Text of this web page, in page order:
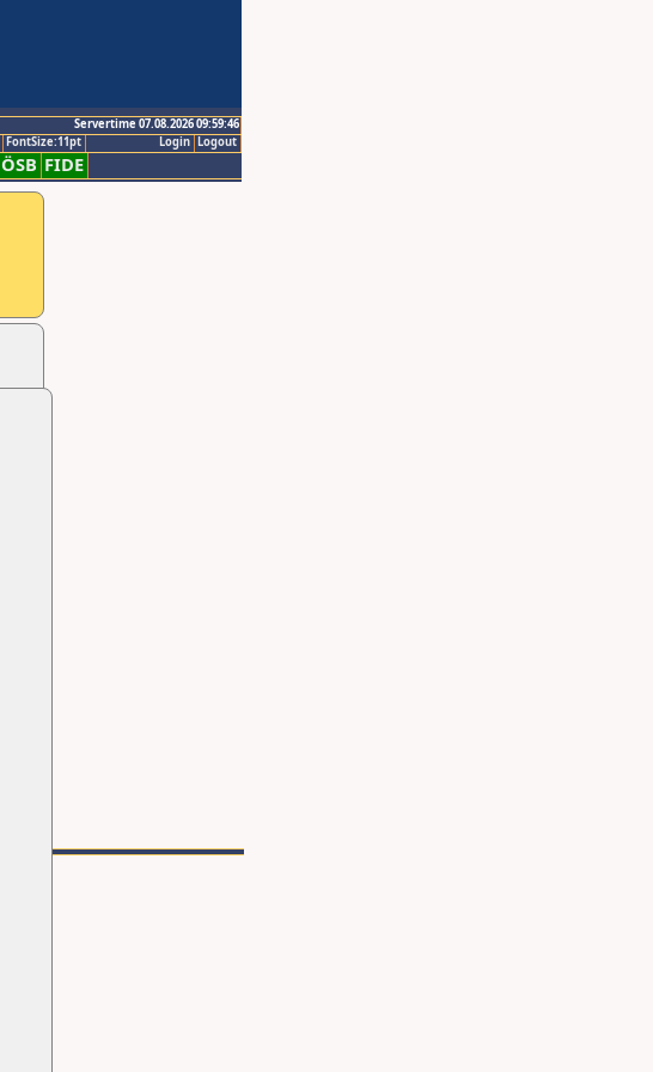
Servertime 07.08.2026 09:59:46
Logout
Login
FontSize:11pt
ÖSB FIDE